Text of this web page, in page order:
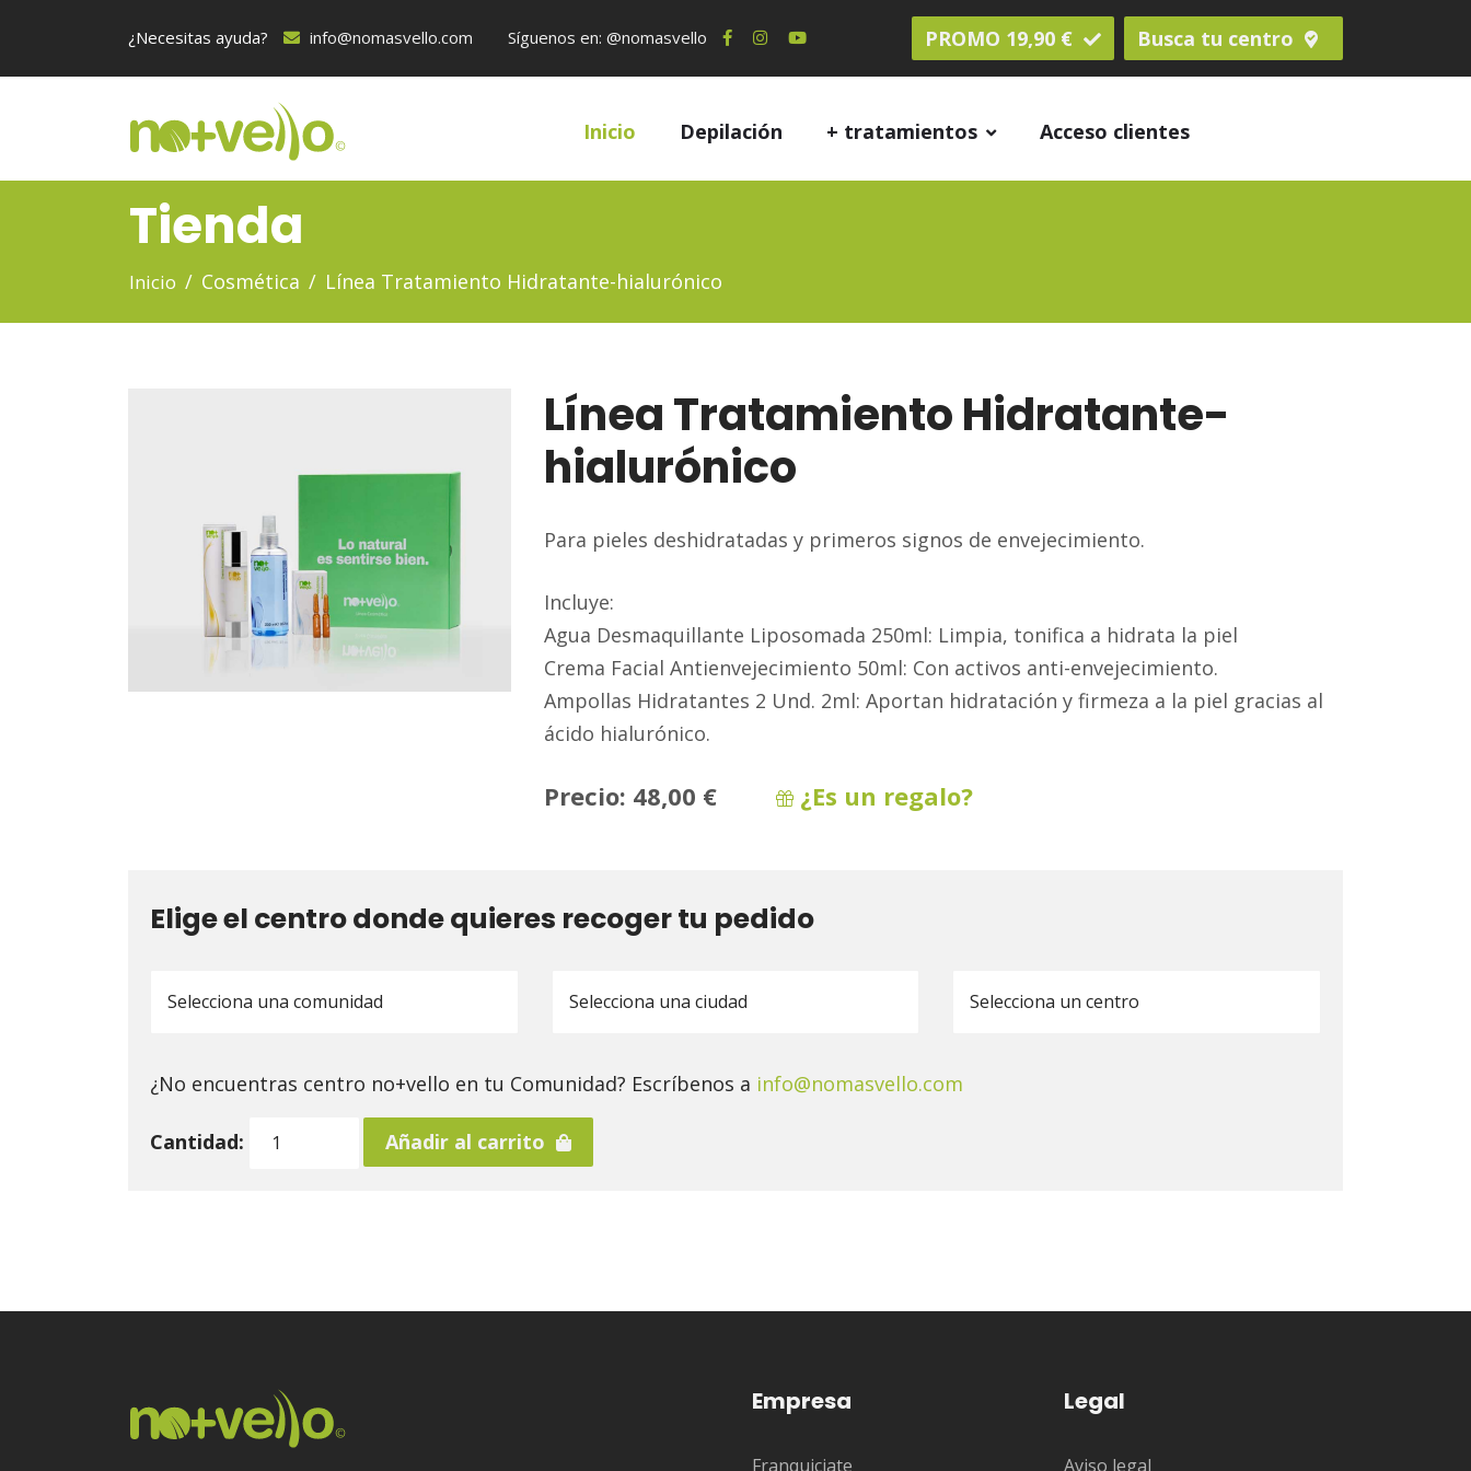
¿Necesitas ayuda? info@nomasvello.com Síguenos en: @nomasvello PROMO 19,90 € Busca tu centro
Inicio Depilación + tratamientos Acceso clientes
Tienda
Inicio Cosmética Línea Tratamiento Hidratante-hialurónico
Línea Tratamiento Hidratante-
hialurónico
Para pieles deshidratadas y primeros signos de envejecimiento.
Incluye:
Agua Desmaquillante Liposomada 250ml: Limpia, tonifica a hidrata la piel
Crema Facial Antienvejecimiento 50ml: Con activos anti-envejecimiento.
Ampollas Hidratantes 2 Und. 2ml: Aportan hidratación y firmeza a la piel gracias al
ácido hialurónico.
Precio: 48,00 € ¿Es un regalo?
Elige el centro donde quieres recoger tu pedido
¿No encuentras centro no+vello en tu Comunidad? Escríbenos a info@nomasvello.com
Cantidad: Añadir al carrito
Empresa
Franquiciate
Legal
Aviso legal